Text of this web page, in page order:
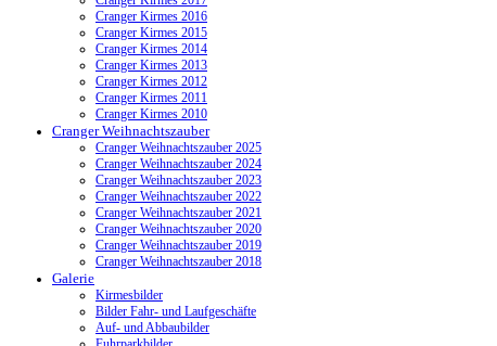
Cranger Kirmes 2016
Cranger Kirmes 2015
Cranger Kirmes 2014
Cranger Kirmes 2013
Cranger Kirmes 2012
Cranger Kirmes 2011
Cranger Kirmes 2010
Cranger Weihnachtszauber
Cranger Weihnachtszauber 2025
Cranger Weihnachtszauber 2024
Cranger Weihnachtszauber 2023
Cranger Weihnachtszauber 2022
Cranger Weihnachtszauber 2021
Cranger Weihnachtszauber 2020
Cranger Weihnachtszauber 2019
Cranger Weihnachtszauber 2018
Galerie
Kirmesbilder
Bilder Fahr- und Laufgeschäfte
Auf- und Abbaubilder